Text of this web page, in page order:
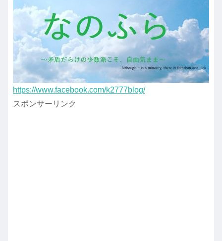
https://www.facebook.com/k2777blog/
スポンサーリンク